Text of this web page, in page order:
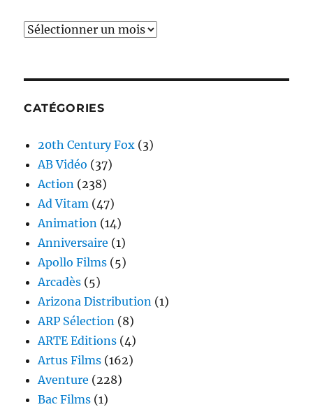
Archives
CATÉGORIES
20th Century Fox (3)
AB Vidéo (37)
Action (238)
Ad Vitam (47)
Animation (14)
Anniversaire (1)
Apollo Films (5)
Arcadès (5)
Arizona Distribution (1)
ARP Sélection (8)
ARTE Editions (4)
Artus Films (162)
Aventure (228)
Bac Films (1)